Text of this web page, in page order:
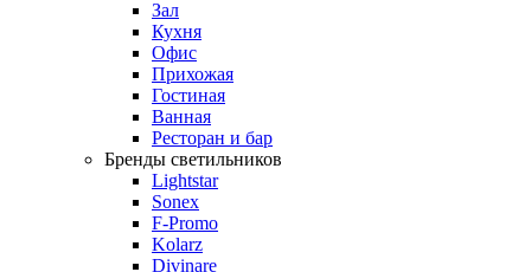
Зал
Кухня
Офис
Прихожая
Гостиная
Ванная
Ресторан и бар
Бренды светильников
Lightstar
Sonex
F-Promo
Kolarz
Divinare